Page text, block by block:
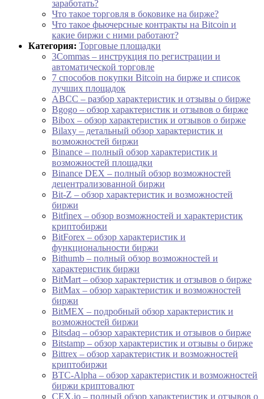
заработать?
Что такое торговля в боковике на бирже?
Что такое фьючерсные контракты на Bitcoin и
какие биржи с ними работают?
Категория: Торговые площадки
3Commas – инструкция по регистрации и
автоматической торговле
7 способов покупки Bitcoin на бирже и список
лучших площадок
ABCC – разбор характеристик и отзывы о бирже
Bgogo – обзор характеристик и отзывов о бирже
Bibox – обзор характеристик и отзывов о бирже
Bilaxy – детальный обзор характеристик и
возможностей биржи
Binance – полный обзор характеристик и
возможностей площадки
Binance DEX – полный обзор возможностей
децентрализованной биржи
Bit-Z – обзор характеристик и возможностей
биржи
Bitfinex – обзор возможностей и характеристик
криптобиржи
BitForex – обзор характеристик и
функциональности биржи
Bithumb – полный обзор возможностей и
характеристик биржи
BitMart – обзор характеристик и отзывов о бирже
BitMax – обзор характеристик и возможностей
биржи
BitMEX – подробный обзор характеристик и
возможностей биржи
Bitsdaq – обзор характеристик и отзывов о бирже
Bitstamp – обзор характеристик и отзывы о бирже
Bittrex – обзор характеристик и возможностей
криптобиржи
BTC-Alpha – обзор характеристик и возможностей
биржи криптовалют
CEX.io – полный обзор характеристик и отзывов о